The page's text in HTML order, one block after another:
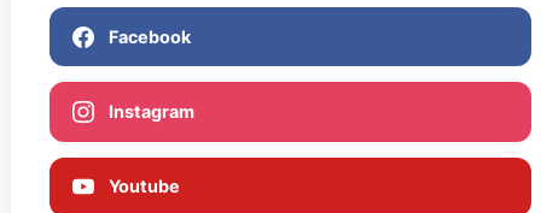
Facebook
Instagram
Youtube